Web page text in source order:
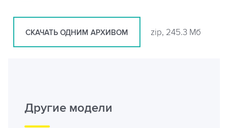
СКАЧАТЬ ОДНИМ АРХИВОМ zip, 245.3 Мб
Другие модели